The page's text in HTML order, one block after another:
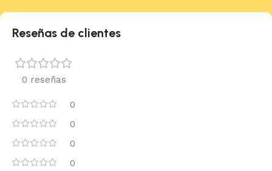
Reseñas de clientes
0 reseñas
0
0
0
0